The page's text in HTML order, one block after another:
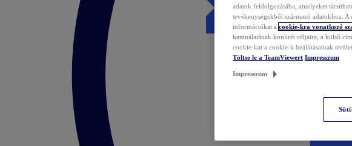
adatok feldolgozásába, amelyeket
tevékenységekből származó adatokhoz.
információkat a cookie-kra vonatkozó
használatának konkrét céljaira, a külső
cookie-kat a cookie-k beállításainak
Töltse le a TeamViewert Impresszum
Impresszum